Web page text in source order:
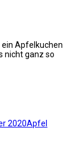
Apfelkuchen
nicht ganz so
2020Apfel